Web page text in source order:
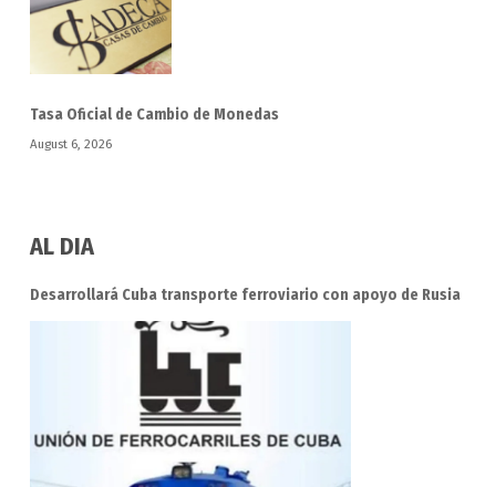
Tasa Oficial de Cambio de Monedas
August 6, 2026
AL DIA
Desarrollará Cuba transporte ferroviario con apoyo de Rusia